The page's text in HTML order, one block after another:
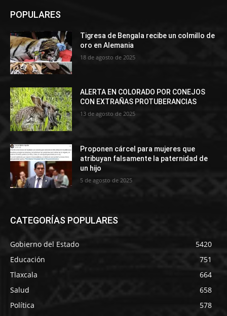
POPULARES
Tigresa de Bengala recibe un colmillo de
oro en Alemania
18 de agosto de 2025
ALERTA EN COLORADO POR CONEJOS
CON EXTRAÑAS PROTUBERANCIAS
13 de agosto de 2025
Proponen cárcel para mujeres que
atribuyan falsamente la paternidad de
un hijo
5 de agosto de 2025
CATEGORÍAS POPULARES
Gobierno del Estado
5420
Educación
751
Tlaxcala
664
Salud
658
Política
578